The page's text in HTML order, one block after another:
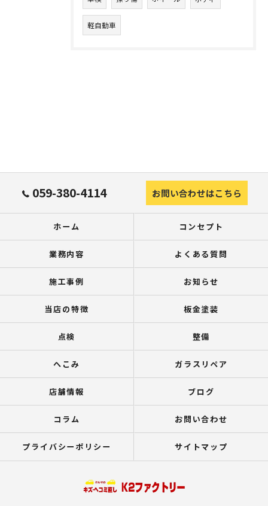
軽自動車
059-380-4114 お問い合わせはこちら
ホーム コンセプト
業務内容 よくある質問
施工事例 お知らせ
当店の特徴 板金塗装
点検 整備
へこみ ガラスリペア
店舗情報 ブログ
コラム お問い合わせ
プライバシーポリシー サイトマップ